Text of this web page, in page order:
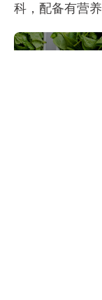
科，配备有营